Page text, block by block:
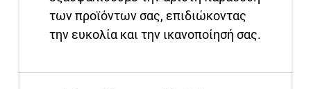
των προϊόντων σας, επιδιώκοντας
την ευκολία και την ικανοποίησή σας.